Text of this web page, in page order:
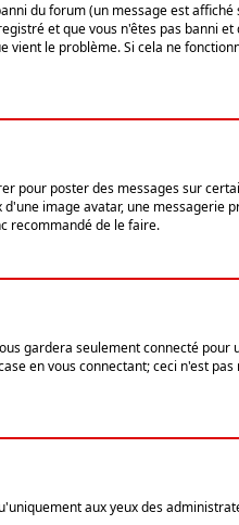
du forum (un message est affiché
et que vous n'êtes pas banni et
vient le problème. Si cela ne
pour poster des messages sur
image avatar, une messagerie
recommandé de le faire.
gardera seulement connecté pour
en vous connectant; ceci n'est
aux yeux des